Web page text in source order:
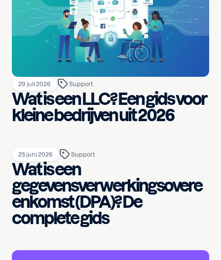
29 juli 2026 Support
Wat is een LLC? Een gids voor
kleine bedrijven uit 2026
25 juni 2026 Support
Wat is een
gegevensverwerkingsovere
enkomst (DPA)? De
complete gids